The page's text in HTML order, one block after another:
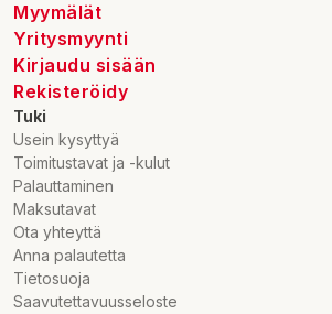
Myymälät
Yritysmyynti
Kirjaudu sisään
Rekisteröidy
Tuki
Usein kysyttyä
Toimitustavat ja -kulut
Palauttaminen
Maksutavat
Ota yhteyttä
Anna palautetta
Tietosuoja
Saavutettavuusseloste